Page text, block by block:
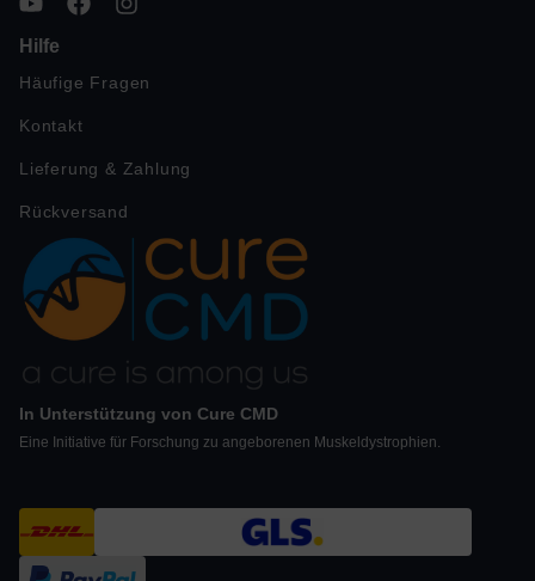
Hilfe
Häufige Fragen
Kontakt
Lieferung & Zahlung
Rückversand
In Unterstützung von Cure CMD
Eine Initiative für Forschung zu angeborenen Muskeldystrophien.